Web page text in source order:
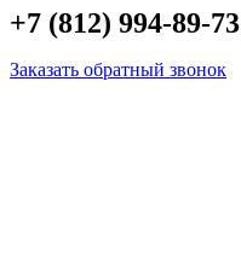
+7 (812) 994-89-73
Заказать обратный звонок